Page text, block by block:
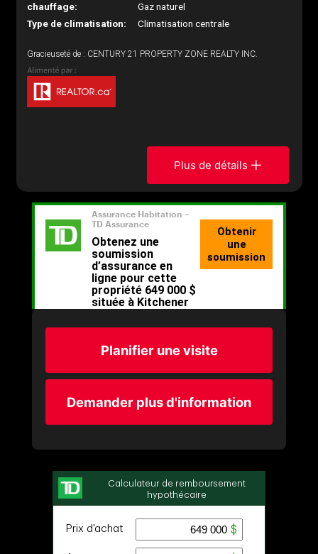
chauffage:
Gaz naturel
Type de climatisation:
Climatisation centrale
Gracieuseté de : CENTURY 21 PROPERTY ZONE REALTY INC.
Plus de détails
Planifier une visite
Demander plus d'information